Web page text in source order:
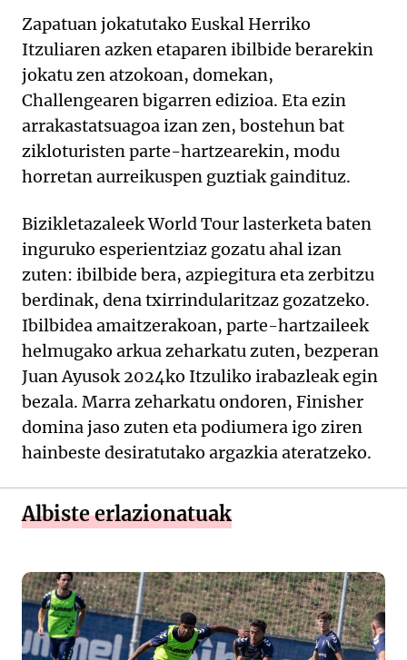
Zapatuan jokatutako Euskal Herriko
Itzuliaren azken etaparen ibilbide berarekin
jokatu zen atzokoan, domekan,
Challengearen bigarren edizioa. Eta ezin
arrakastatsuagoa izan zen, bostehun bat
zikloturisten parte-hartzearekin, modu
horretan aurreikuspen guztiak gaindituz.
Bizikletazaleek World Tour lasterketa baten
inguruko esperientziaz gozatu ahal izan
zuten: ibilbide bera, azpiegitura eta zerbitzu
berdinak, dena txirrindularitzaz gozatzeko.
Ibilbidea amaitzerakoan, parte-hartzaileek
helmugako arkua zeharkatu zuten, bezperan
Juan Ayusok 2024ko Itzuliko irabazleak egin
bezala. Marra zeharkatu ondoren, Finisher
domina jaso zuten eta podiumera igo ziren
hainbeste desiratutako argazkia ateratzeko.
Albiste erlazionatuak